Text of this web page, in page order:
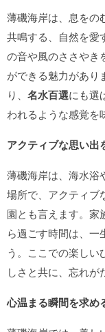
薄磯海岸は、息をの
共鳴する、自然を愛
の音や風のささやき
ができる魅力があり
り、 名水百選にも選
われるような感覚を
アクティブな思い出
薄磯海岸は、海水浴
場所で、アクティブ
園とも言えます。家
ら過ごす時間は、一
う。ここでの楽しい
しさと共に、忘れが
心温まる瞬間を求め